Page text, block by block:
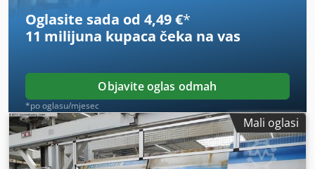
Brzina pomaka: približno 25 m/min Alati i oprema
Crodpfxjzrzxis Ab Uef Revolver za alate: najčešće 2
revolvera s ~12 mjesta za alate Pogonski alati: moguće,
Oglasite sada od 4,49 €*
11 milijuna kupaca čeka na vas
Objavite oglas odmah
*po oglasu/mjesec
Mali oglasi